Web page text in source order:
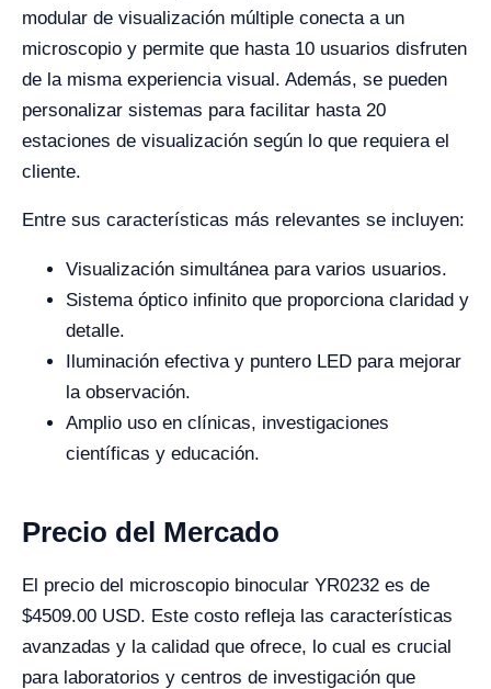
modular de visualización múltiple conecta a un
microscopio y permite que hasta 10 usuarios disfruten
de la misma experiencia visual. Además, se pueden
personalizar sistemas para facilitar hasta 20
estaciones de visualización según lo que requiera el
cliente.
Entre sus características más relevantes se incluyen:
Visualización simultánea para varios usuarios.
Sistema óptico infinito que proporciona claridad y
detalle.
Iluminación efectiva y puntero LED para mejorar
la observación.
Amplio uso en clínicas, investigaciones
científicas y educación.
Precio del Mercado
El precio del microscopio binocular YR0232 es de
$4509.00 USD. Este costo refleja las características
avanzadas y la calidad que ofrece, lo cual es crucial
para laboratorios y centros de investigación que